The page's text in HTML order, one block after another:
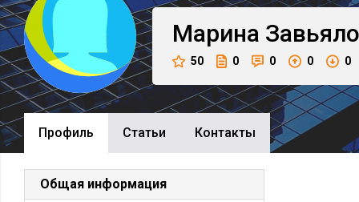
Марина
50 0 0 0 0
Профиль Cтатьи Контакты
Общая информация